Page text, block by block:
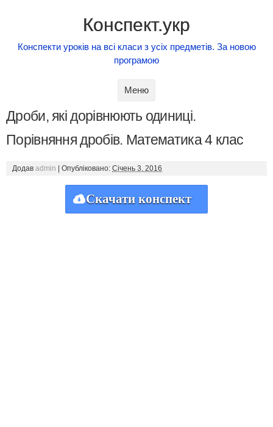
Конспект.укр
Конспекти уроків на всі класи з усіх предметів. За новою
програмою
Меню
Дроби, які дорівнюють одиниці.
Порівняння дробів. Математика 4 клас
Додав admin Опубліковано: Січень 3, 2016
Скачати конспект